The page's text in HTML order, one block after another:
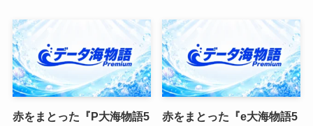
赤をまとった『P大海物語5
赤をまとった『e大海物語5